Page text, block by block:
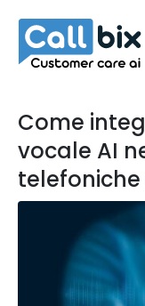
Come
vocale AI